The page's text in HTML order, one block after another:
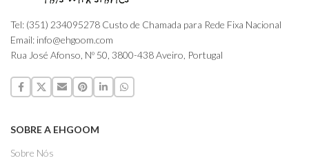
Tel: (351) 234095278 Custo de Chamada para Rede Fixa Nacional
Email: info@ehgoom.com
Rua José Afonso, Nº 50, 3800-438 Aveiro, Portugal
SOBRE A EHGOOM
Sobre Nós